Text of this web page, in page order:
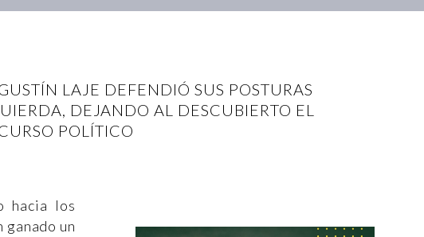
LAJE DEFENDIÓ SUS POSTURAS
DEJANDO AL DESCUBIERTO EL
POLÍTICO
hacia los
un